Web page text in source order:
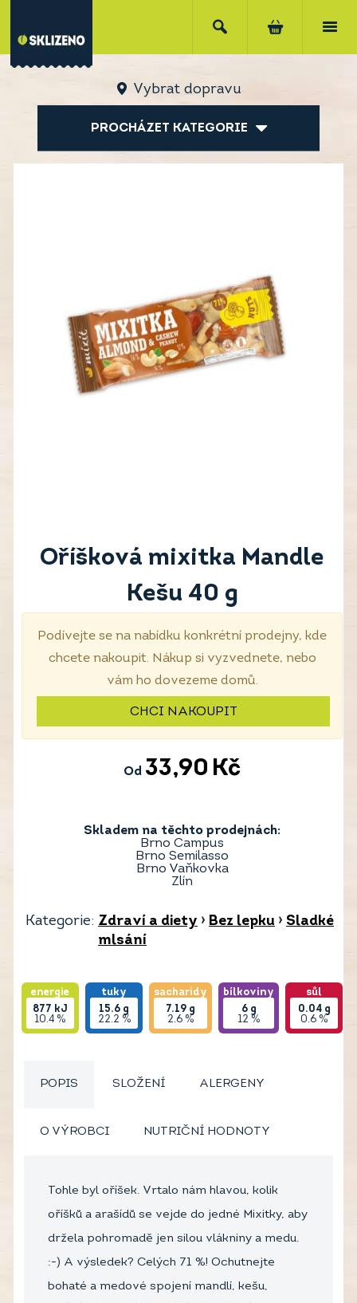
Vybrat dopravu
PROCHÁZET KATEGORIE
Oříšková mixitka Mandle
Kešu 40 g
Podívejte se na nabídku konkrétní prodejny, kde
chcete nakoupit. Nákup si vyzvednete, nebo
vám ho dovezeme domů.
CHCI NAKOUPIT
Od 33,90 Kč
Skladem na těchto prodejnách:
Brno Campus
Brno Semilasso
Brno Vaňkovka
Zlín
Kategorie: Zdraví a diety › Bez lepku › Sladké
mlsání
energie
877 kJ
10.4 %
tuky
15.6 g
22.2 %
sacharidy
7.19 g
2.6 %
bílkoviny
6 g
12 %
sůl
0.04 g
0.6 %
POPIS SLOŽENÍ ALERGENY
O VÝROBCI NUTRIČNÍ HODNOTY
Tohle byl oříšek. Vrtalo nám hlavou, kolik
oříšků a arašídů se vejde do jedné Mixitky, aby
držela pohromadě jen silou vlákniny a medu.
:-) A výsledek? Celých 71 %! Ochutnejte
bohaté a medové spojení mandlí, kešu,